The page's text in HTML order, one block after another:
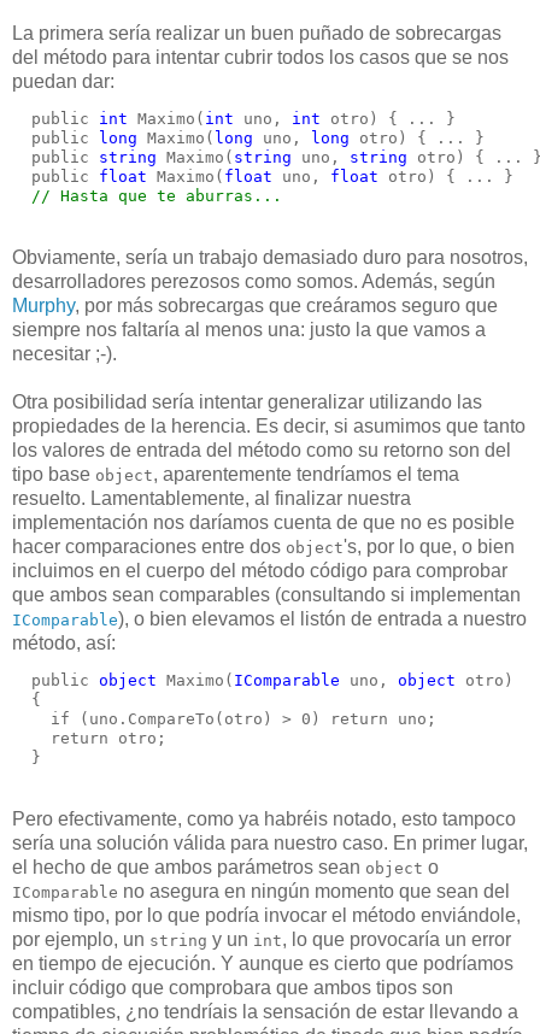
La primera sería realizar un buen puñado de sobrecargas
del método para intentar cubrir todos los casos que se nos
puedan dar:
  public
int Maximo( int uno, int otro) { ... }
  public
long Maximo( long uno, long otro) { ... }
  public
string Maximo( string uno, string otro) { ...
  public
float Maximo( float uno, float otro) { ... }
// Hasta que te aburras...
Obviamente, sería un trabajo demasiado duro para nosotros,
desarrolladores perezosos como somos. Además, según
Murphy, por más sobrecargas que creáramos seguro que
siempre nos faltaría al menos una: justo la que vamos a
necesitar ;-).
Otra posibilidad sería intentar generalizar utilizando las
propiedades de la herencia. Es decir, si asumimos que tanto
los valores de entrada del método como su retorno son del
tipo base object, aparentemente tendríamos el tema
resuelto. Lamentablemente, al finalizar nuestra
implementación nos daríamos cuenta de que no es posible
hacer comparaciones entre dos object's, por lo que, o bien
incluimos en el cuerpo del método código para comprobar
que ambos sean comparables (consultando si implementan
IComparable), o bien elevamos el listón de entrada a nuestro
método, así:
  public
object Maximo( IComparable uno, object otro)
  {
    if (uno.CompareTo(otro) > 0) return uno;
    return otro;
  }
Pero efectivamente, como ya habréis notado, esto tampoco
sería una solución válida para nuestro caso. En primer lugar,
el hecho de que ambos parámetros sean object o
IComparable no asegura en ningún momento que sean del
mismo tipo, por lo que podría invocar el método enviándole,
por ejemplo, un string y un int, lo que provocaría un error
en tiempo de ejecución. Y aunque es cierto que podríamos
incluir código que comprobara que ambos tipos son
compatibles, ¿no tendríais la sensación de estar llevando a